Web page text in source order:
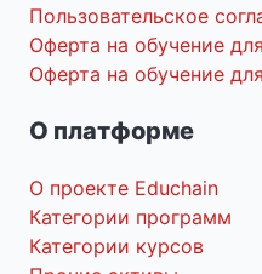
Пользовательское
Оферта на обучение
Оферта на обучение
О платформе
О проекте Educhain
Категории программ
Категории курсов